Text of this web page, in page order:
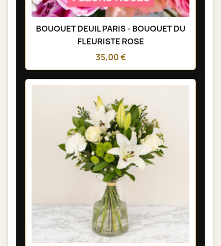
BOUQUET DEUIL PARIS - BOUQUET DU
FLEURISTE ROSE
35,00 €